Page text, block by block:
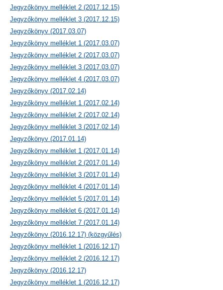
Jegyzőkönyv melléklet 2 (2017.12.15)
Jegyzőkönyv melléklet 3 (2017.12.15)
Jegyzőkönyv (2017.03.07)
Jegyzőkönyv melléklet 1 (2017.03.07)
Jegyzőkönyv melléklet 2 (2017.03.07)
Jegyzőkönyv melléklet 3 (2017.03.07)
Jegyzőkönyv melléklet 4 (2017.03.07)
Jegyzőkönyv (2017.02.14)
Jegyzőkönyv melléklet 1 (2017.02.14)
Jegyzőkönyv melléklet 2 (2017.02.14)
Jegyzőkönyv melléklet 3 (2017.02.14)
Jegyzőkönyv (2017.01.14)
Jegyzőkönyv melléklet 1 (2017.01.14)
Jegyzőkönyv melléklet 2 (2017.01.14)
Jegyzőkönyv melléklet 3 (2017.01.14)
Jegyzőkönyv melléklet 4 (2017.01.14)
Jegyzőkönyv melléklet 5 (2017.01.14)
Jegyzőkönyv melléklet 6 (2017.01.14)
Jegyzőkönyv melléklet 7 (2017.01.14)
Jegyzőkönyv (2016.12.17) (közgyűlés)
Jegyzőkönyv melléklet 1 (2016.12.17)
Jegyzőkönyv melléklet 2 (2016.12.17)
Jegyzőkönyv (2016.12.17)
Jegyzőkönyv melléklet 1 (2016.12.17)